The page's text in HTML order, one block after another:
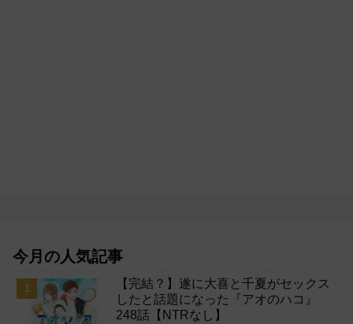
今月の人気記事
【完結？】遂に大喜と千夏がセックス
したと話題になった『アオのハコ』
248話【NTRなし】